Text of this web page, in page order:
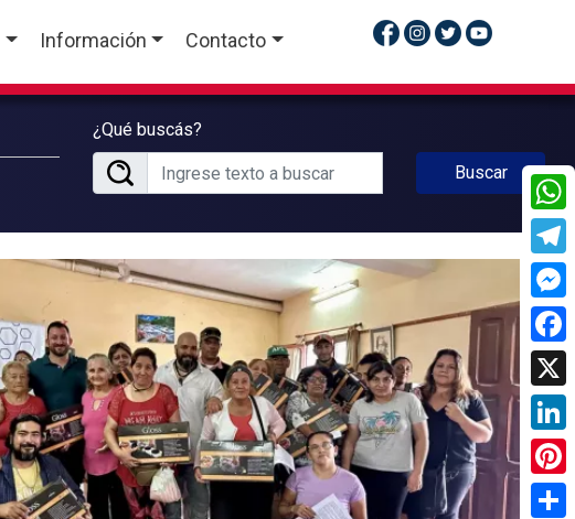
Información Contacto
¿Qué buscás?
Buscar
X